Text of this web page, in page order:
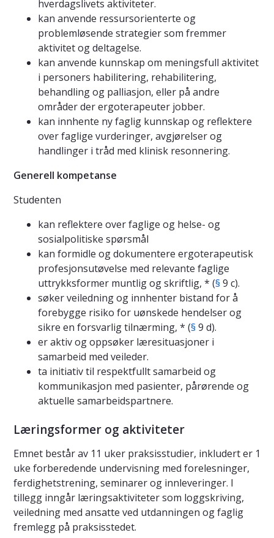
hverdagslivets aktiviteter.
kan anvende ressursorienterte og
problemløsende strategier som fremmer
aktivitet og deltagelse.
kan anvende kunnskap om meningsfull aktivitet
i personers habilitering, rehabilitering,
behandling og palliasjon, eller på andre
områder der ergoterapeuter jobber.
kan innhente ny faglig kunnskap og reflektere
over faglige vurderinger, avgjørelser og
handlinger i tråd med klinisk resonnering.
Generell kompetanse
Studenten
kan reflektere over faglige og helse- og
sosialpolitiske spørsmål
kan formidle og dokumentere ergoterapeutisk
profesjonsutøvelse med relevante faglige
uttrykksformer muntlig og skriftlig, * (§ 9 c).
søker veiledning og innhenter bistand for å
forebygge risiko for uønskede hendelser og
sikre en forsvarlig tilnærming, * (§ 9 d).
er aktiv og oppsøker læresituasjoner i
samarbeid med veileder.
ta initiativ til respektfullt samarbeid og
kommunikasjon med pasienter, pårørende og
aktuelle samarbeidspartnere.
Læringsformer og aktiviteter
Emnet består av 11 uker praksisstudier, inkludert er 1
uke forberedende undervisning med forelesninger,
ferdighetstrening, seminarer og innleveringer. I
tillegg inngår læringsaktiviteter som loggskriving,
veiledning med ansatte ved utdanningen og faglig
fremlegg på praksisstedet.